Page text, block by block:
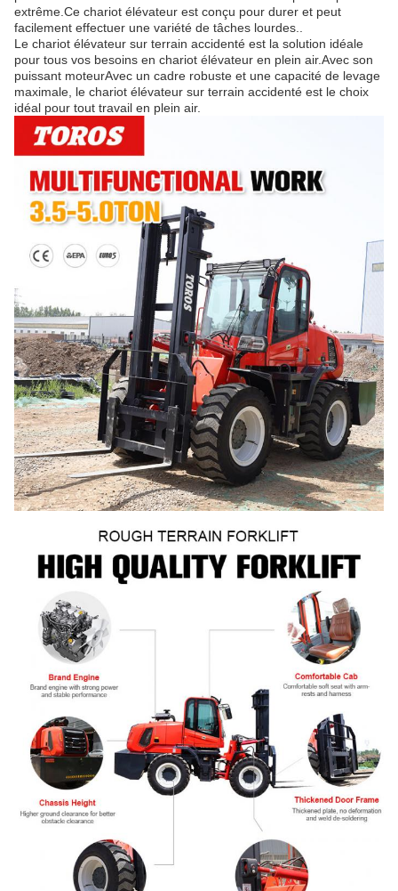
extrême.Ce chariot élévateur est conçu pour durer et peut
facilement effectuer une variété de tâches lourdes..
Le chariot élévateur sur terrain accidenté est la solution idéale
pour tous vos besoins en chariot élévateur en plein air.Avec son
puissant moteurAvec un cadre robuste et une capacité de levage
maximale, le chariot élévateur sur terrain accidenté est le choix
idéal pour tout travail en plein air.